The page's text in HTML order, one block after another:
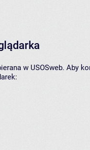
w USOSweb. Aby